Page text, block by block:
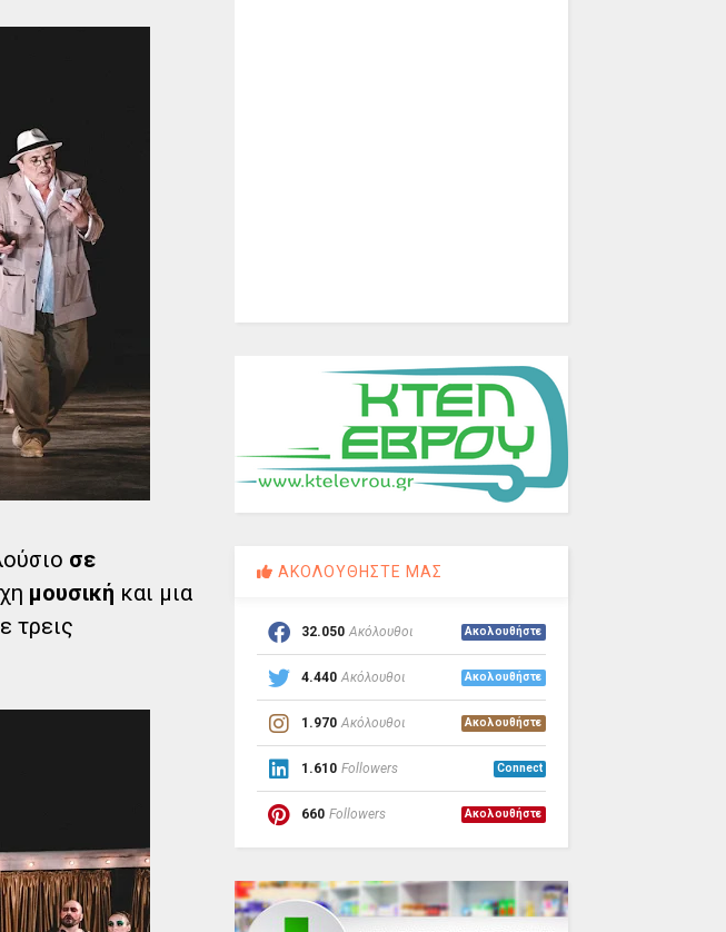
σε
μουσική και μια
τρεις
ΑΚΟΛΟΥΘΗΣΤΕ ΜΑΣ
32.050 Ακόλουθοι Ακολουθήστε
4.440 Ακόλουθοι Ακολουθήστε
1.970 Ακόλουθοι Ακολουθήστε
1.610 Followers Connect
660 Followers Ακολουθήστε